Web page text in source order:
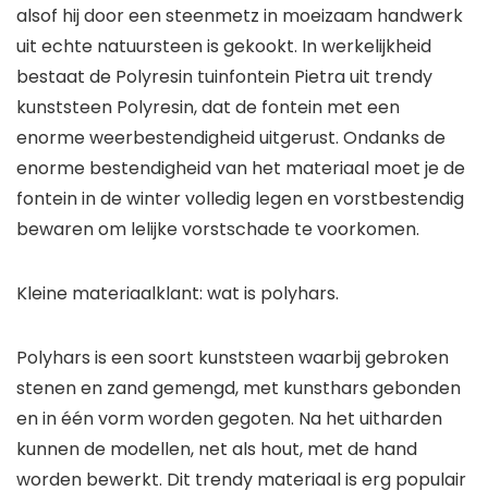
alsof hij door een steenmetz in moeizaam handwerk
uit echte natuursteen is gekookt. In werkelijkheid
bestaat de Polyresin tuinfontein Pietra uit trendy
kunststeen Polyresin, dat de fontein met een
enorme weerbestendigheid uitgerust. Ondanks de
enorme bestendigheid van het materiaal moet je de
fontein in de winter volledig legen en vorstbestendig
bewaren om lelijke vorstschade te voorkomen.
Kleine materiaalklant: wat is polyhars.
Polyhars is een soort kunststeen waarbij gebroken
stenen en zand gemengd, met kunsthars gebonden
en in één vorm worden gegoten. Na het uitharden
kunnen de modellen, net als hout, met de hand
worden bewerkt. Dit trendy materiaal is erg populair